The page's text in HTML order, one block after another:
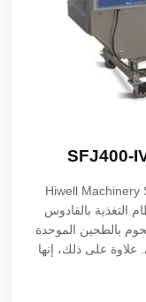
Hiwell Machinery
التغذية بالقادوس
بالطحين الموحدة
على ذلك، إنها